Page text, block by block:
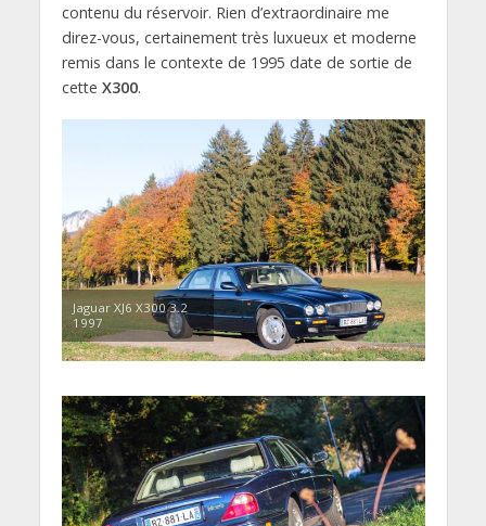
contenu du réservoir. Rien d’extraordinaire me
direz-vous, certainement très luxueux et moderne
remis dans le contexte de 1995 date de sortie de
cette X300.
Jaguar XJ6 X300 3.2
1997